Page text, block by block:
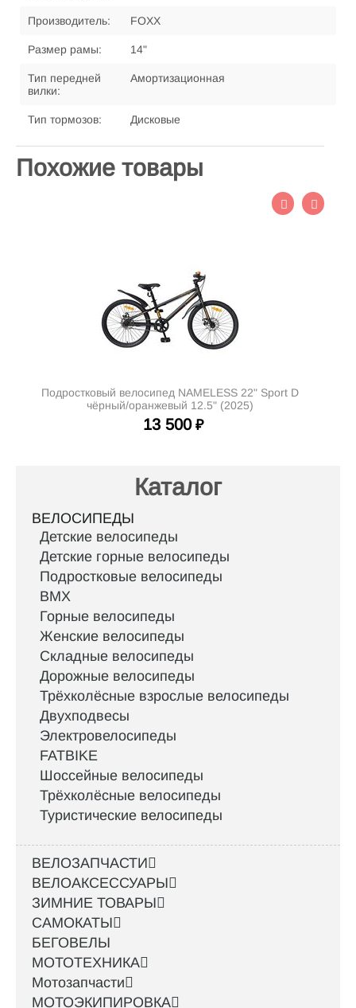
Производитель: FOXX
Размер рамы: 14"
Тип передней
вилки:
Амортизационная
Тип тормозов: Дисковые
Похожие товары
Подростковый велосипед NAMELESS 22" Sport D
чёрный/оранжевый 12.5" (2025)
13 500 ₽
Каталог
ВЕЛОСИПЕДЫ
Детские велосипеды
Детские горные велосипеды
Подростковые велосипеды
BMX
Горные велосипеды
Женские велосипеды
Складные велосипеды
Дорожные велосипеды
Трёхколёсные взрослые велосипеды
Двухподвесы
Электровелосипеды
FATBIKE
Шоссейные велосипеды
Трёхколёсные велосипеды
Туристические велосипеды
ВЕЛОЗАПЧАСТИ
ВЕЛОАКСЕССУАРЫ
ЗИМНИЕ ТОВАРЫ
САМОКАТЫ
БЕГОВЕЛЫ
МОТОТЕХНИКА
Мотозапчасти
МОТОЭКИПИРОВКА